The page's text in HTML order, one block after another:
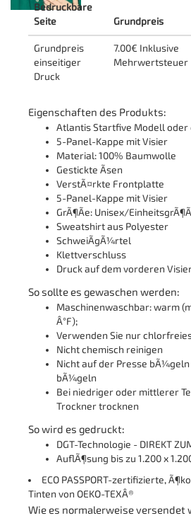
Bedruckbare
Seite
Grundpreis
Grundpreis
einseitiger
Druck
7.00€ Inklusive
Mehrwertsteuer
Eigenschaften des Produkts:
Atlantis Startfive Modell oder
5-Panel-Kappe mit Visier
Material: 100% Baumwolle
Gestickte Ãsen
VerstÃ¤rkte Frontplatte
5-Panel-Kappe mit Visier
GrÃ¶Ãe: Unisex/
Sweatshirt aus Polyester
SchweiÃgÃ¼rtel
Klettverschluss
Druck auf dem vorderen
So sollte es gewaschen werden:
Maschinenwaschbar: warm
Â°F);
Verwenden Sie nur
Nicht chemisch reinigen
Nicht auf der Presse
bÃ¼geln
Bei niedriger oder mittlerer
Trockner trocknen
So wird es gedruckt:
DGT-Technologie - DIREKT
AuflÃ¶sung bis zu 1.200 x
ECO PASSPORT-zertifizierte,
Tinten von OEKO-TEXÂ®
Wie es normalerweise versendet